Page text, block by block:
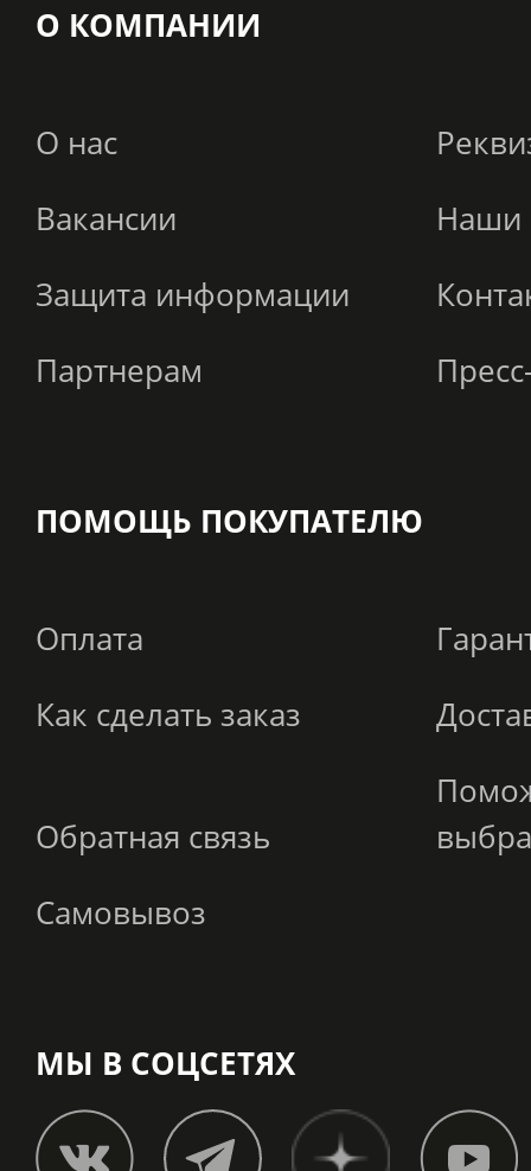
О КОМПАНИИ
О нас
Вакансии
Наши
Защита информации
Партнерам
ПОМОЩЬ ПОКУПАТЕЛЮ
Оплата
Как сделать заказ
Обратная связь
Самовывоз
МЫ В СОЦСЕТЯХ